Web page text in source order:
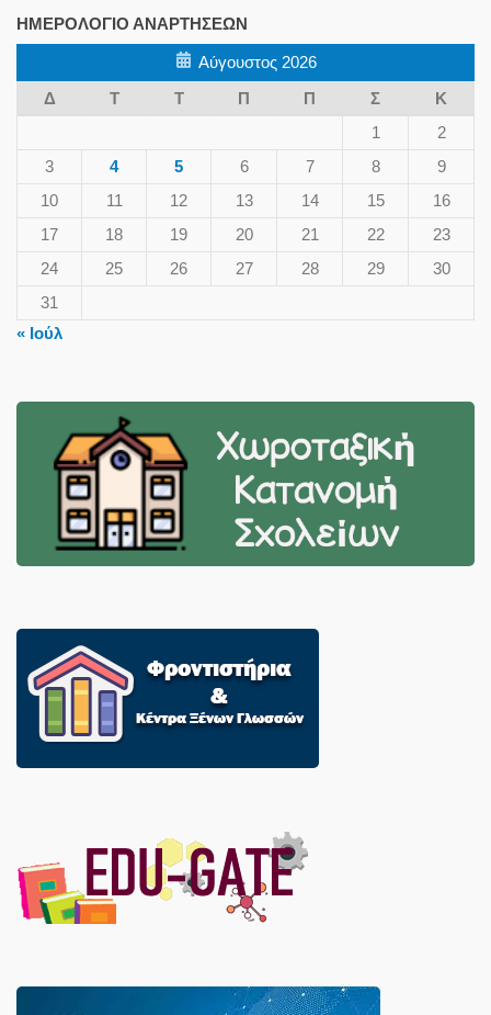
ΗΜΕΡΟΛΌΓΙΟ ΑΝΑΡΤΉΣΕΩΝ
Αύγουστος 2026
Δ
Τ Τ Π Π Σ
Κ
1
2
3
4 5 6 7 8
9
10
11 12 13 14 15
16
17
18 19 20 21 22
23
24
25 26 27 28 29
30
31
« Ιούλ